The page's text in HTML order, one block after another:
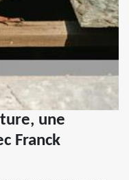
une
Franck